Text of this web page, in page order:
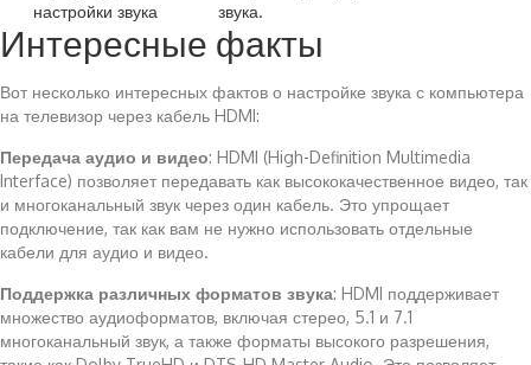
настройки звука
звука.
Интересные факты
Вот несколько интересных фактов о настройке звука с компьютера
на телевизор через кабель HDMI:
Передача аудио и видео: HDMI (High-Definition Multimedia
Interface) позволяет передавать как высококачественное видео, так
и многоканальный звук через один кабель. Это упрощает
подключение, так как вам не нужно использовать отдельные
кабели для аудио и видео.
Поддержка различных форматов звука: HDMI поддерживает
множество аудиоформатов, включая стерео, 5.1 и 7.1
многоканальный звук, а также форматы высокого разрешения,